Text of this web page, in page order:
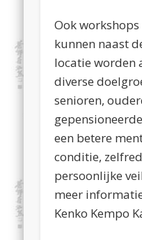
Ook workshops
kunnen naast
locatie worden
diverse
senioren,
een betere
conditie,
persoonlijke
meer
Kenko Kempo